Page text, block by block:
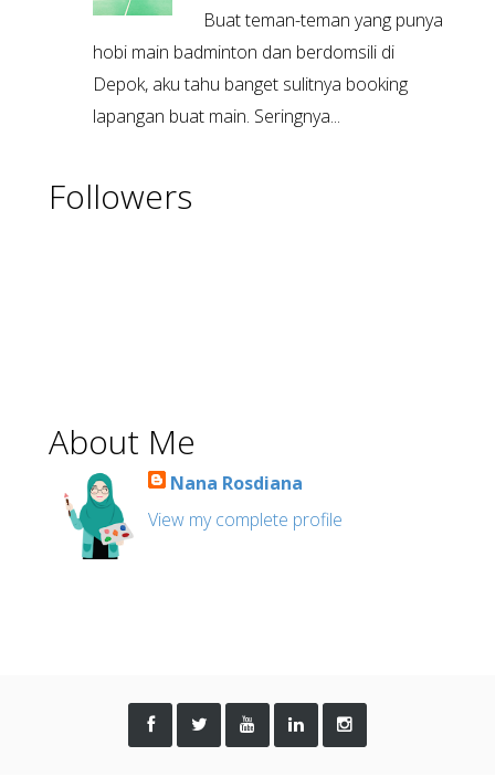
Buat teman-teman yang punya
hobi main badminton dan berdomsili di
Depok, aku tahu banget sulitnya booking
lapangan buat main. Seringnya...
Followers
About Me
Nana Rosdiana
View my complete profile